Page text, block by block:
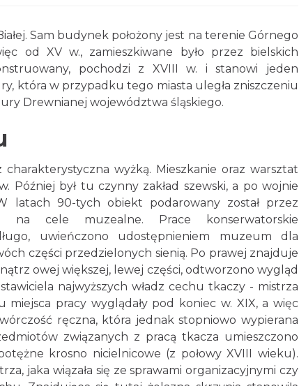
Sam budynek położony jest na terenie Górnego
od XV w., zamieszkiwane było przez bielskich
pochodzi z XVIII w. i stanowi jeden
która w przypadku tego miasta uległa zniszczeniu
Drewnianej województwa śląskiego.
wyżką. Mieszkanie oraz warsztat
Później był tu czynny zakład szewski, a po wojnie
latach 90-tych obiekt podarowany został przez
na cele muzealne. Prace konserwatorskie
uwieńczono udostępnieniem muzeum dla
części przedzielonych sienią. Po prawej znajduje
owej większej, lewej części, odtworzono wygląd
najwyższych władz cechu tkaczy - mistrza
pracy wyglądały pod koniec w. XIX, a więc
ręczna, która jednak stopniowo wypierana
związanych z pracą tkacza umieszczono
krosno nicielnicowe (z połowy XVIII wieku).
jaka wiązała się ze sprawami organizacyjnymi czy